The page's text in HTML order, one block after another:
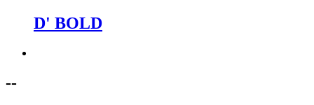
D' BOLD
--